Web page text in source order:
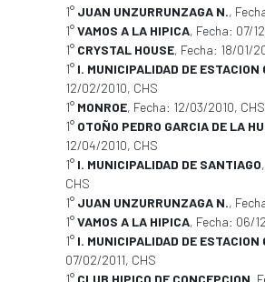
1° JUAN UNZURRUNZAGA N.,
1°VAMOS A LA HIPICA, Fecha: 07/
1° CRYSTAL HOUSE, Fecha: 18/01/
1° I. MUNICIPALIDAD DE ESTACION
12/02/2010, CHS
1° MONROE, Fecha: 12/03/2010, CHS
1° OTOÑO PEDRO GARCIA DE LA
12/04/2010, CHS
1° I. MUNICIPALIDAD DE SANTIAGO
CHS
1° JUAN UNZURRUNZAGA N.,
1°VAMOS A LA HIPICA, Fecha: 06/
1° I. MUNICIPALIDAD DE ESTACION
07/02/2011, CHS
1° CLUB HIPICO DE CONCEPCION ,